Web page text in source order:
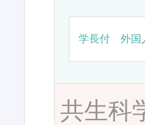
学長付 外国
共生科